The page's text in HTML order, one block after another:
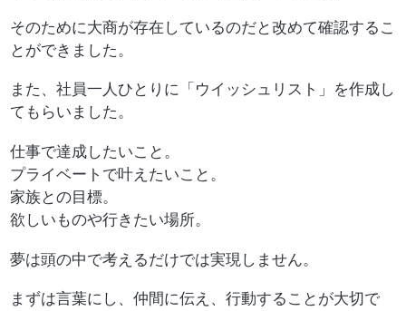
そのために大商が存在しているのだと改めて確認するこ
とができました。
また、社員一人ひとりに「ウイッシュリスト」を作成し
てもらいました。
仕事で達成したいこと。
プライベートで叶えたいこと。
家族との目標。
欲しいものや行きたい場所。
夢は頭の中で考えるだけでは実現しません。
まずは言葉にし、仲間に伝え、行動することが大切で